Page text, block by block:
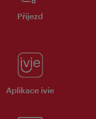
Příjezd
Aplikace ivie